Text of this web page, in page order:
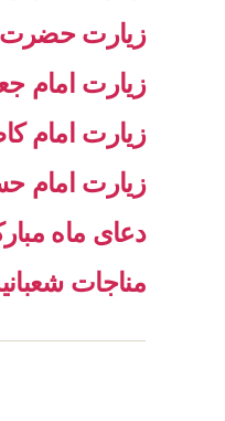
زیارت حضرت
زیارت امام
زیارت امام
زیارت امام
دعای ماه
مناجات